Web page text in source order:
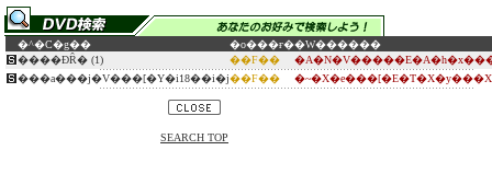
�^�C�g�� �o���ғ��W������
����ƉȒ� (1)
��F��
���a���j�V���[�Y�i18��i�j��F��
SEARCH TOP